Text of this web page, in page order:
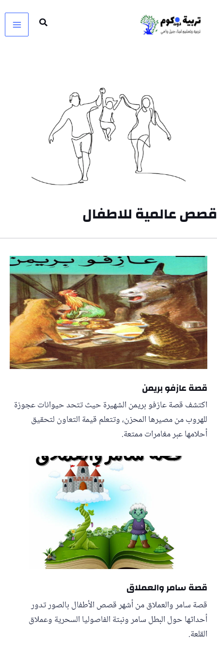
المحتوى
قصص عالمية للاطفال
قصة عازفو بريمن
اكتشف قصة عازفو بريمن الشهيرة حيث تتحد حيوانات عجوزة
للهروب من مصيرها المحزن، وتتعلم قيمة التعاون لتحقيق
أحلامها عبر مغامرات ممتعة.
قصة سامر والعملاق
قصة سامر والعملاق من أشهر قصص الأطفال بالصور تدور
أحداثها حول البطل سامر ونبتة الفاصوليا السحرية وعملاق
القلعة.